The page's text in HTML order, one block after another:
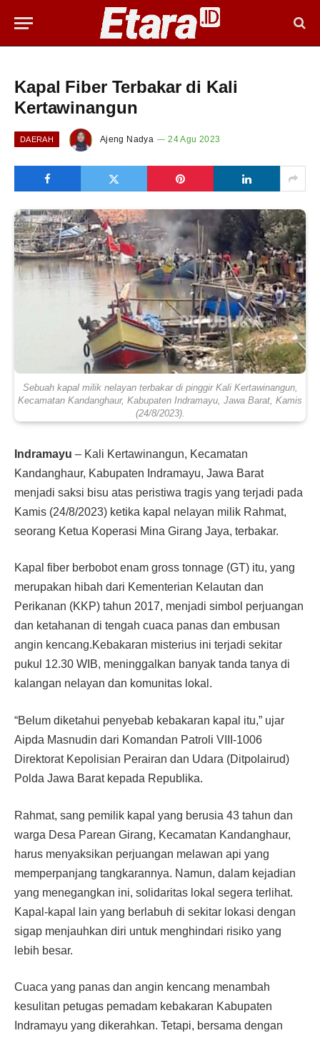
Kapal Fiber Terbakar di Kali
Kertawinangun
DAERAH Ajeng Nadya 24 Agu 2023
Sebuah kapal milik nelayan terbakar di pinggir Kali Kertawinangun,
Kecamatan Kandanghaur, Kabupaten Indramayu, Jawa Barat, Kamis
(24/8/2023).
Indramayu – Kali Kertawinangun, Kecamatan
Kandanghaur, Kabupaten Indramayu, Jawa Barat
menjadi saksi bisu atas peristiwa tragis yang terjadi pada
Kamis (24/8/2023) ketika kapal nelayan milik Rahmat,
seorang Ketua Koperasi Mina Girang Jaya, terbakar.
Kapal fiber berbobot enam gross tonnage (GT) itu, yang
merupakan hibah dari Kementerian Kelautan dan
Perikanan (KKP) tahun 2017, menjadi simbol perjuangan
dan ketahanan di tengah cuaca panas dan embusan
angin kencang.Kebakaran misterius ini terjadi sekitar
pukul 12.30 WIB, meninggalkan banyak tanda tanya di
kalangan nelayan dan komunitas lokal.
“Belum diketahui penyebab kebakaran kapal itu,” ujar
Aipda Masnudin dari Komandan Patroli VIII-1006
Direktorat Kepolisian Perairan dan Udara (Ditpolairud)
Polda Jawa Barat kepada Republika.
Rahmat, sang pemilik kapal yang berusia 43 tahun dan
warga Desa Parean Girang, Kecamatan Kandanghaur,
harus menyaksikan perjuangan melawan api yang
memperpanjang tangkarannya. Namun, dalam kejadian
yang menegangkan ini, solidaritas lokal segera terlihat.
Kapal-kapal lain yang berlabuh di sekitar lokasi dengan
sigap menjauhkan diri untuk menghindari risiko yang
lebih besar.
Cuaca yang panas dan angin kencang menambah
kesulitan petugas pemadam kebakaran Kabupaten
Indramayu yang dikerahkan. Tetapi, bersama dengan